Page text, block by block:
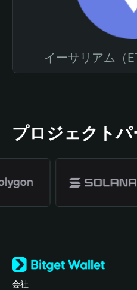
イーサリアム（
プロジェクト
会社